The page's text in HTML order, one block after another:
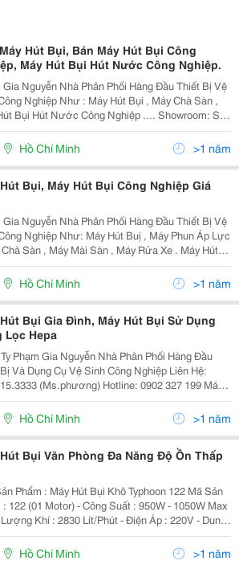
Hút Bụi, Bán Máy Hút Bụi Công
Máy Hút Bụi Hút Nước Công Nghiệp.
Gia Nguyễn Nhà Phân Phối Hàng Đầu Thiết Bị Vệ
Nghiệp Như : Máy Hút Bụi , Máy Chà Sàn ,
Bụi Hút Nước Công Nghiệp .... Showroom: Số
D15, Phường Tây Thạnh, Q.tân Phú, Tp.hcm
08.3815.3333 - 08.6682.9999
Hồ Chí Minh >1 năm
Bụi, Máy Hút Bụi Công Nghiệp Giá
Gia Nguyễn Nhà Phân Phối Hàng Đầu Thiết Bị Vệ
Nghiệp Như: Máy Hút Buị , Máy Phun Áp Lực
Sàn , Máy Mài Sàn , Máy Rửa Xe . Máy Hút
Một Trong Những Sản Phẩm Cần Thiết Nhất Hiện
Gia Đình, Nhà Xưởng, Khách Sạn...
Hồ Chí Minh >1 năm
Bụi Gia Đình, Máy Hút Bụi Sử Dụng
Lọc Hepa
Phạm Gia Nguyễn Nhà Phân Phối Hàng Đầu
Và Dụng Cụ Vệ Sinh Công Nghiệp Liên Hệ:
(Ms.phương) Hotline: 0902 327 199 Máy
&Ndash; Nước Công Nghiệp Clean Maid Model:
T 15 (01 Motor) Máy Hút Bụi, Hút N
Hồ Chí Minh >1 năm
Bụi Văn Phòng Đa Năng Độ Ồn Thấp
Phẩm : Máy Hút Bụi Khô Typhoon 122 Mã Sản
: 122 (01 Motor) - Công Suất : 950W - 1050W Max
Khí : 2830 Lít/Phút - Điện Áp : 220V - Dung
Chứa : 22 Lít - Độ Ồn : 62 Db - Kích Thước :
- Cân Nặng : 7 Kg - X
Hồ Chí Minh >1 năm